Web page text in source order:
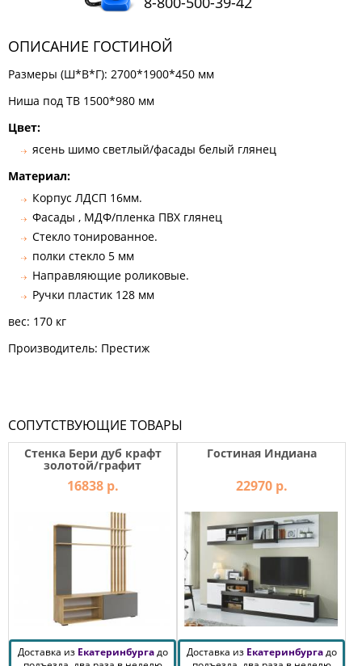
ОПИСАНИЕ ГОСТИНОЙ
Размеры (Ш*В*Г): 2700*1900*450 мм
Ниша под ТВ 1500*980 мм
Цвет:
ясень шимо светлый/фасады белый глянец
Материал:
Корпус ЛДСП 16мм.
Фасады , МДФ/пленка ПВХ глянец
Стекло тонированное.
полки стекло 5 мм
Направляющие роликовые.
Ручки пластик 128 мм
вес: 170 кг
Производитель: Престиж
СОПУТСТВУЮЩИЕ ТОВАРЫ
Стенка Бери дуб крафт
золотой/графит
16838 р.
Доставка из Екатеринбургадо
Гостиная Индиана
22970 р.
Доставка из Екатеринбургадо
КОМОДЫ
СТОЛЫ
ТУАЛЕТНЫЕ
БАНКЕТКИ
МЕБЕЛЬ
ЗЕРКАЛА
ФАБРИКИ
МЕБЕЛИ